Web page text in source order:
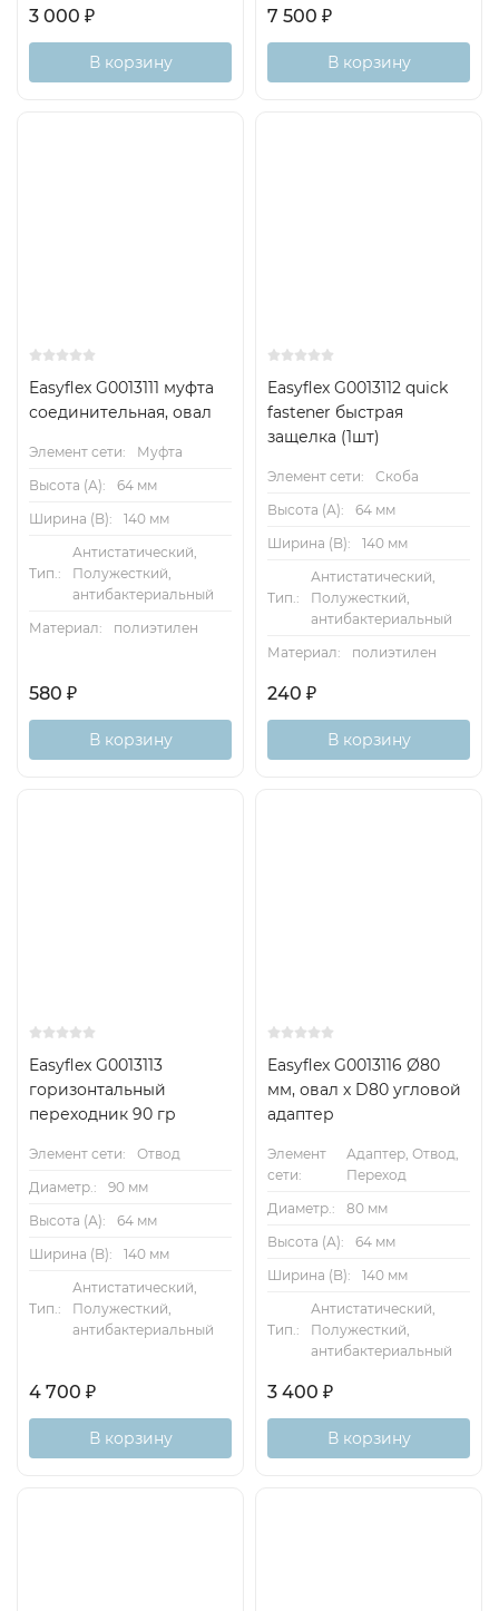
3 000 ₽
В корзину
7 500 ₽
В корзину
Easyflex G0013111 муфта
соединительная, овал
Элемент сети:
Муфта
Высота (А):
64 мм
Ширина (B):
140 мм
Тип.:
Антистатический,
Полужесткий,
антибактериальный
Материал:
полиэтилен
580 ₽
В корзину
Easyflex G0013112 quick
fastener быстрая
защелка (1шт)
Элемент сети:
Скоба
Высота (А):
64 мм
Ширина (B):
140 мм
Тип.:
Антистатический,
Полужесткий,
антибактериальный
Материал:
полиэтилен
240 ₽
В корзину
Easyflex G0013113
горизонтальный
переходник 90 гр
Элемент сети:
Отвод
Диаметр.:
90 мм
Высота (А):
64 мм
Ширина (B):
140 мм
Тип.:
Антистатический,
Полужесткий,
антибактериальный
4 700 ₽
В корзину
Easyflex G0013116 Ø80
мм, овал х D80 угловой
адаптер
Элемент
сети:
Адаптер, Отвод,
Переход
Диаметр.:
80 мм
Высота (А):
64 мм
Ширина (B):
140 мм
Тип.:
Антистатический,
Полужесткий,
антибактериальный
3 400 ₽
В корзину